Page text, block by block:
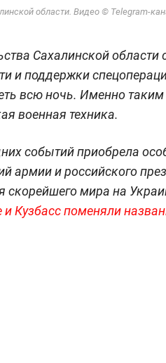
области. Видео © Telegram-
Сахалинской области
и поддержки
всю ночь. Именно
военная техника.
событий приобрела
армии и российского
скорейшего мира на
Кузбасс поменяли